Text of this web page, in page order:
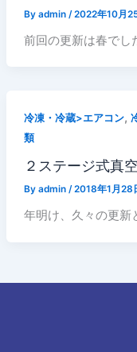
By admin /2022年10月
前回の更新は春でし
冷凍・冷蔵>エアコン,
類
２ステージ式真
By admin /2018年1月28
年明け、久々の更新